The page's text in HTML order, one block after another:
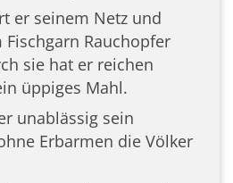
er seinem Netz und
Rauchopfer
sie hat er reichen
üppiges Mahl.
unablässig sein
Erbarmen die Völker